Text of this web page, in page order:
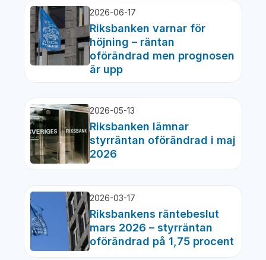
2026-06-17
Riksbanken varnar för
höjning – räntan
oförändrad men prognosen
är upp
2026-05-13
Riksbanken lämnar
styrräntan oförändrad i maj
2026
2026-03-17
Riksbankens räntebeslut
mars 2026 – styrräntan
oförändrad på 1,75 procent